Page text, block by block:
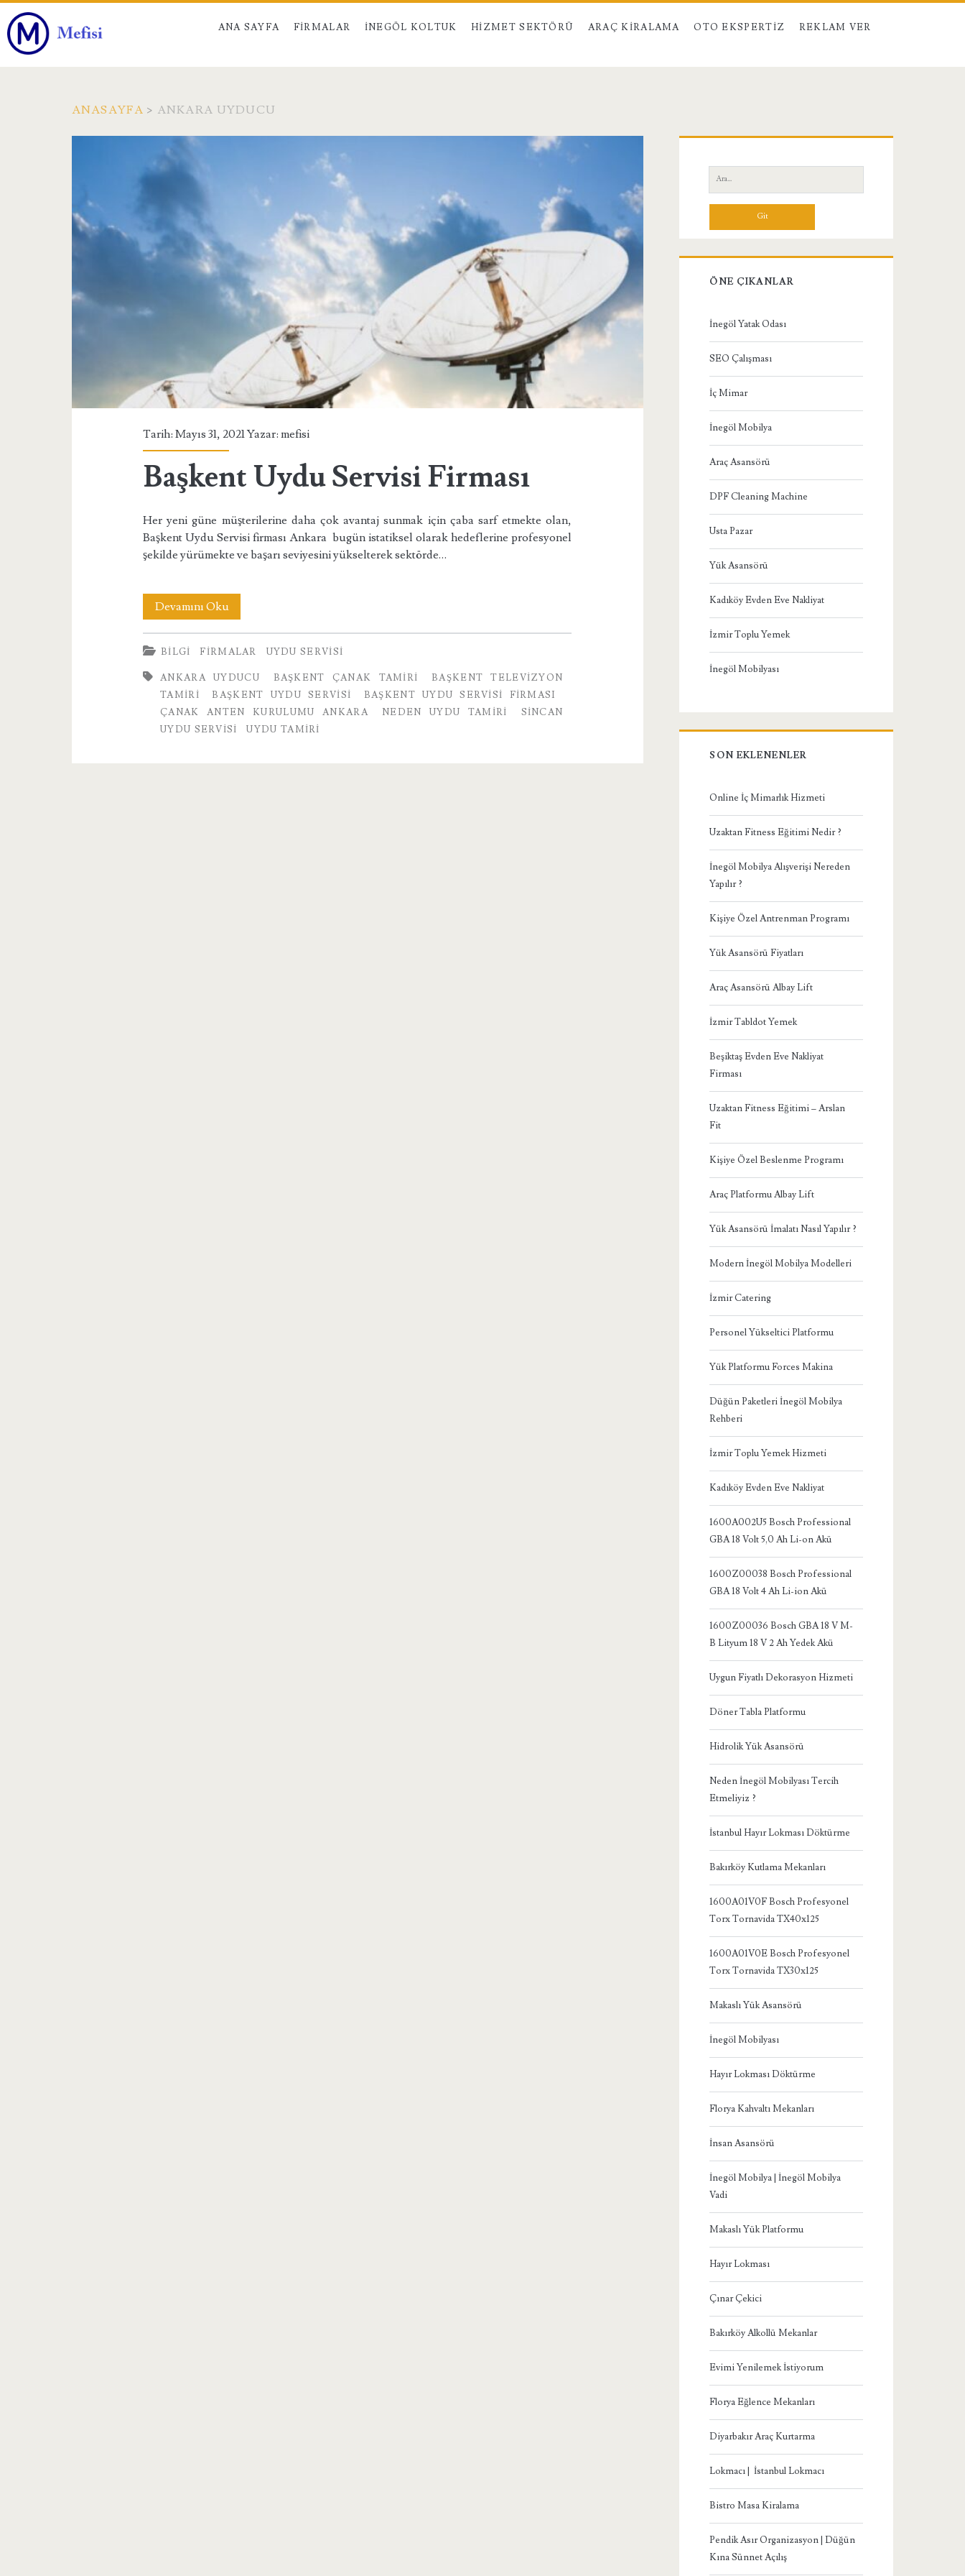
ANA SAYFA FIRMALAR İNEGÖL KOLTUK HIZMET SEKTÖRÜ ARAÇ KIRALAMA OTO EKSPERTIZ REKLAM VER
ANASAYFA > ANKARA UYDUCU
Etiket:
<span>ankara
uyducu</span>
Tarih: Mayıs 31, 2021 Yazar:mefisi
Başkent Uydu Servisi Firması
Her yeni güne müşterilerine daha çok avantaj sunmak için çaba sarf etmekte olan,
Başkent Uydu Servisi firması Ankara bugün istatiksel olarak hedeflerine profesyonel
şekilde yürümekte ve başarı seviyesini yükselterek sektörde…
Devamını OkuBaşkent
Uydu
Servisi
Firması
BILGI FIRMALAR UYDU SERVISI
ANKARA UYDUCU BAŞKENT ÇANAK TAMIRI
BAŞKENT TELEVIZYON
TAMIRI
BAŞKENT UYDU SERVISI
BAŞKENT UYDU SERVISI FIRMASI
ÇANAK ANTEN KURULUMU ANKARA
NEDEN UYDU TAMIRI
SINCAN
UYDU SERVISI
UYDU TAMIRI
Yan
Menü
Ara:
ÖNE ÇIKANLAR
İnegöl Yatak Odası
SEO Çalışması
İç Mimar
İnegöl Mobilya
Araç Asansörü
DPF Cleaning Machine
Usta Pazar
Yük Asansörü
Kadıköy Evden Eve Nakliyat
İzmir Toplu Yemek
İnegöl Mobilyası
SON EKLENENLER
Online İç Mimarlık Hizmeti
Uzaktan Fitness Eğitimi Nedir ?
İnegöl Mobilya Alışverişi Nereden
Yapılır ?
Kişiye Özel Antrenman Programı
Yük Asansörü Fiyatları
Araç Asansörü Albay Lift
İzmir Tabldot Yemek
Beşiktaş Evden Eve Nakliyat
Firması
Uzaktan Fitness Eğitimi – Arslan
Fit
Kişiye Özel Beslenme Programı
Araç Platformu Albay Lift
Yük Asansörü İmalatı Nasıl Yapılır ?
Modern İnegöl Mobilya Modelleri
İzmir Catering
Personel Yükseltici Platformu
Yük Platformu Forces Makina
Düğün Paketleri İnegöl Mobilya
Rehberi
İzmir Toplu Yemek Hizmeti
Kadıköy Evden Eve Nakliyat
1600A002U5 Bosch Professional
GBA 18 Volt 5,0 Ah Li-on Akü
1600Z00038 Bosch Professional
GBA 18 Volt 4 Ah Li-ion Akü
1600Z00036 Bosch GBA 18 V M-
B Lityum 18 V 2 Ah Yedek Akü
Uygun Fiyatlı Dekorasyon Hizmeti
Döner Tabla Platformu
Hidrolik Yük Asansörü
Neden İnegöl Mobilyası Tercih
Etmeliyiz ?
İstanbul Hayır Lokması Döktürme
Bakırköy Kutlama Mekanları
1600A01V0F Bosch Profesyonel
Torx Tornavida TX40x125
1600A01V0E Bosch Profesyonel
Torx Tornavida TX30x125
Makaslı Yük Asansörü
İnegöl Mobilyası
Hayır Lokması Döktürme
Florya Kahvaltı Mekanları
İnsan Asansörü
İnegöl Mobilya | İnegöl Mobilya
Vadi
Makaslı Yük Platformu
Hayır Lokması
Çınar Çekici
Bakırköy Alkollü Mekanlar
Evimi Yenilemek İstiyorum
Florya Eğlence Mekanları
Diyarbakır Araç Kurtarma
Lokmacı | İstanbul Lokmacı
Bistro Masa Kiralama
Pendik Asır Organizasyon | Düğün
Kına Sünnet Açılış